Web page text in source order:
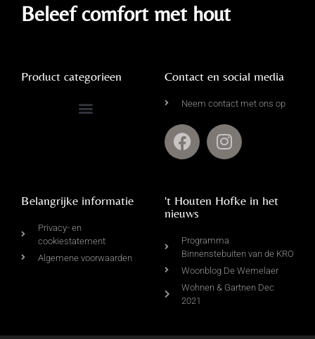
Beleef comfort met hout
Product categorieen Contact en social media
Neem contact met ons op
Belangrijke informatie
Privacy- en
cookiestatement
Algemene voorwaarden
't Houten Hofke in het
nieuws
Programma
Binnenstebuiten van de KRO
Woonblog De Wemelaer
Wohnen & Gartnen Dec
2021